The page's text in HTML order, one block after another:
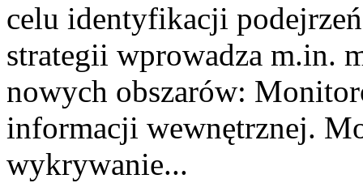
celu identyfikacji
strategii wprowadza m.in.
nowych obszarów:
informacji wewnętrznej.
wykrywanie...